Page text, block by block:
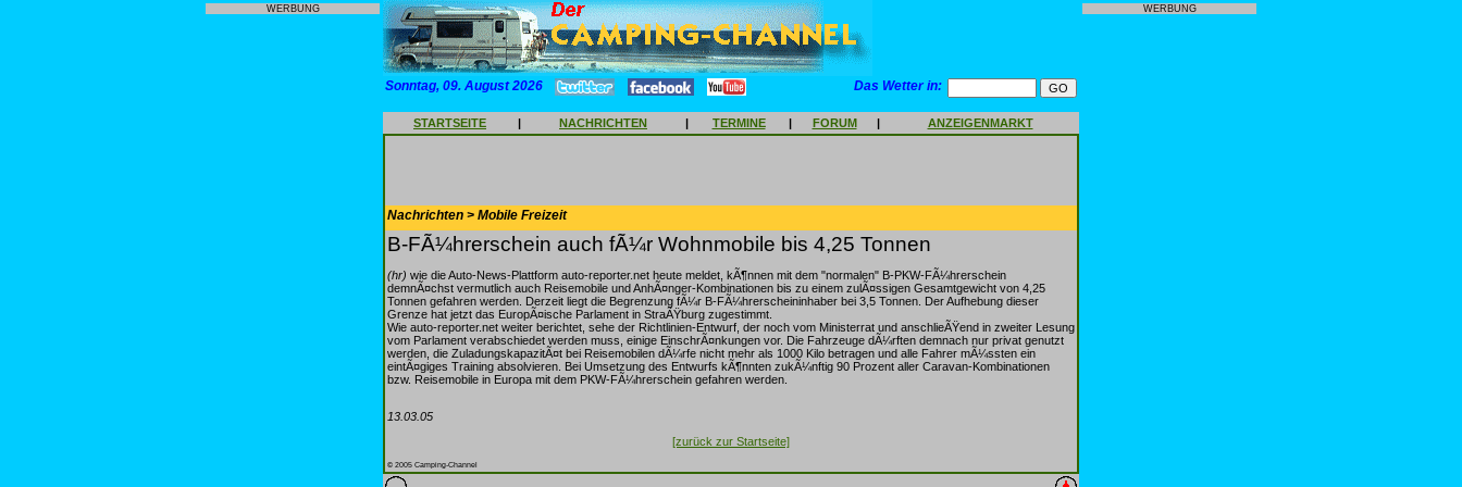
WERBUNG
Sonntag, 09. August 2026 Das Wetter in:
STARTSEITE | NACHRICHTEN | TERMINE | FORUM | ANZEIGENMARKT
Nachrichten > Mobile Freizeit
B-FÃ¼hrerschein auch fÃ¼r Wohnmobile bis 4,25 Tonnen
(hr) wie die Auto-News-Plattform auto-reporter.net heute meldet, kÃ¶nnen mit dem "normalen" B-PKW-FÃ¼hrerschein
demnÃ¤chst vermutlich auch Reisemobile und AnhÃ¤nger-Kombinationen bis zu einem zulÃ¤ssigen Gesamtgewicht von 4,25
Tonnen gefahren werden. Derzeit liegt die Begrenzung fÃ¼r B-FÃ¼hrerscheininhaber bei 3,5 Tonnen. Der Aufhebung dieser
Grenze hat jetzt das EuropÃ¤ische Parlament in StraÃŸburg zugestimmt.
Wie auto-reporter.net weiter berichtet, sehe der Richtlinien-Entwurf, der noch vom Ministerrat und anschlieÃŸend in zweiter Lesung
vom Parlament verabschiedet werden muss, einige EinschrÃ¤nkungen vor. Die Fahrzeuge dÃ¼rften demnach nur privat genutzt
werden, die ZuladungskapazitÃ¤t bei Reisemobilen dÃ¼rfe nicht mehr als 1000 Kilo betragen und alle Fahrer mÃ¼ssten ein
eintÃ¤giges Training absolvieren. Bei Umsetzung des Entwurfs kÃ¶nnten zukÃ¼nftig 90 Prozent aller Caravan-Kombinationen
bzw. Reisemobile in Europa mit dem PKW-FÃ¼hrerschein gefahren werden.
13.03.05
[zurück zur Startseite]
© 2005 Camping-Channel
WERBUNG